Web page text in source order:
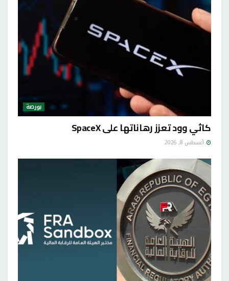
بورصة
كاثي وود تعزز رهاناتها على SpaceX
أغسطس 8, 2026